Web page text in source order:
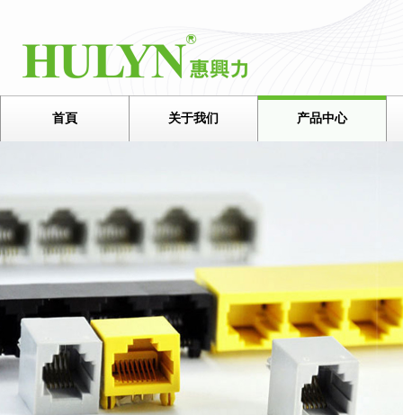
首頁 关于我们 产品中心